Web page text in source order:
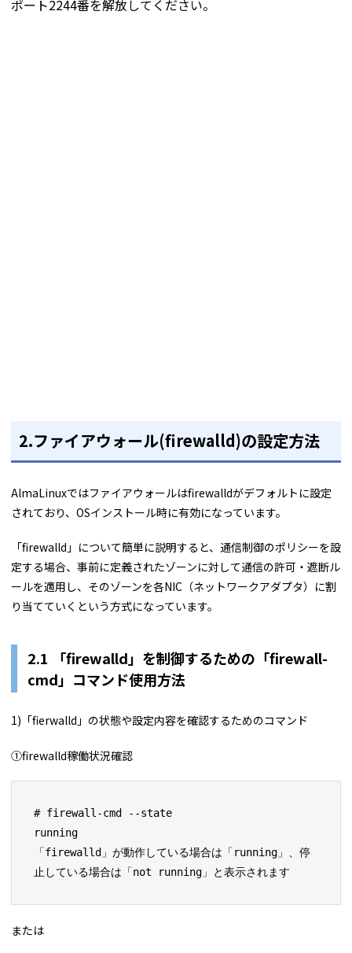
ポート2244番を解放してください。
2.ファイアウォール(firewalld)の設定方法
AlmaLinuxではファイアウォールはfirewalldがデフォルトに設定
されており、OSインストール時に有効になっています。
「firewalld」について簡単に説明すると、通信制御のポリシーを設
定する場合、事前に定義されたゾーンに対して通信の許可・遮断ル
ールを適用し、そのゾーンを各NIC（ネットワークアダプタ）に割
り当てていくという方式になっています。
2.1 「firewalld」を制御するための「firewall-
cmd」コマンド使用方法
1)「fierwalld」の状態や設定内容を確認するためのコマンド
①firewalld稼働状況確認
# firewall-cmd --state
running
「firewalld」が動作している場合は「running」、停
止している場合は「not running」と表示されます
または